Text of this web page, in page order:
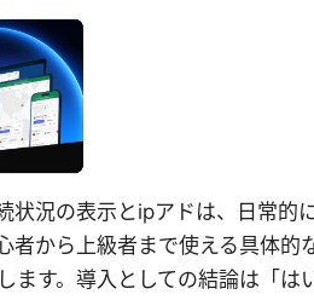
状況の表示とipアドは、日常的
者から上級者まで使える具体的
ます。導入としての結論は「は